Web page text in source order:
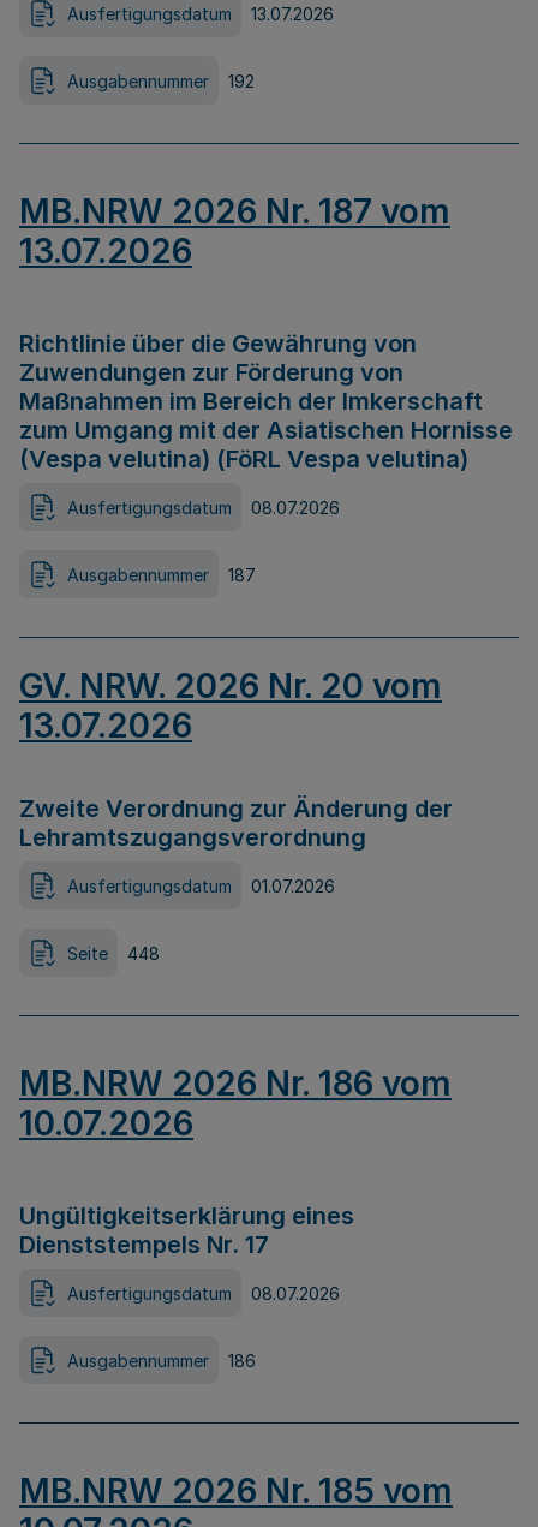
Ausfertigungsdatum 13.07.2026
Ausgabennummer 192
MB.NRW 2026 Nr. 187 vom
13.07.2026
Richtlinie über die Gewährung von
Zuwendungen zur Förderung von
Maßnahmen im Bereich der Imkerschaft
zum Umgang mit der Asiatischen Hornisse
(Vespa velutina) (FöRL Vespa velutina)
Ausfertigungsdatum 08.07.2026
Ausgabennummer 187
GV. NRW. 2026 Nr. 20 vom
13.07.2026
Zweite Verordnung zur Änderung der
Lehramtszugangsverordnung
Ausfertigungsdatum 01.07.2026
Seite 448
MB.NRW 2026 Nr. 186 vom
10.07.2026
Ungültigkeitserklärung eines
Dienststempels Nr. 17
Ausfertigungsdatum 08.07.2026
Ausgabennummer 186
MB.NRW 2026 Nr. 185 vom